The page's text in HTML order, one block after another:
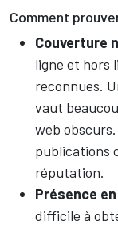
Comment
Couverture
ligne et hors
reconnues.
vaut
web
publications
réputation.
Présence
difficile à